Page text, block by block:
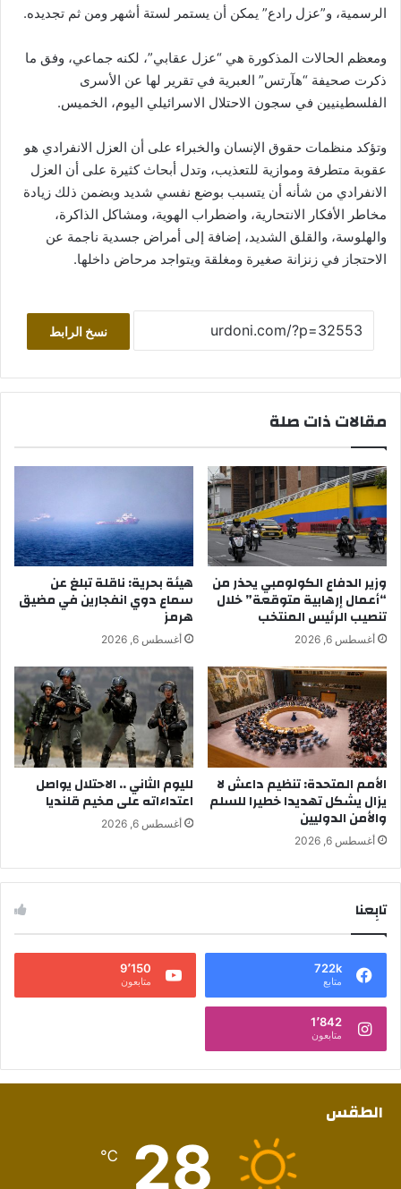
الرسمية، و”عزل رادع” يمكن أن يستمر لستة أشهر ومن ثم تجديده.
ومعظم الحالات المذكورة هي “عزل عقابي”، لكنه جماعي، وفق ما
ذكرت صحيفة “هآرتس” العبرية في تقرير لها عن الأسرى
الفلسطينيين في سجون الاحتلال الاسرائيلي اليوم، الخميس.
وتؤكد منظمات حقوق الإنسان والخبراء على أن العزل الانفرادي هو
عقوبة متطرفة وموازية للتعذيب، وتدل أبحاث كثيرة على أن العزل
الانفرادي من شأنه أن يتسبب بوضع نفسي شديد وبضمن ذلك زيادة
مخاطر الأفكار الانتحارية، واضطراب الهوية، ومشاكل الذاكرة،
والهلوسة، والقلق الشديد، إضافة إلى أمراض جسدية ناجمة عن
الاحتجاز في زنزانة صغيرة ومغلقة ويتواجد مرحاض داخلها.
نسخ الرابط
مقالات ذات صلة
وزير الدفاع الكولومبي يحذر من
“أعمال إرهابية متوقعة” خلال
تنصيب الرئيس المنتخب
أغسطس 6, 2026
هيئة بحرية: ناقلة تبلغ عن
سماع دوي انفجارين في مضيق
هرمز
أغسطس 6, 2026
الأمم المتحدة: تنظيم داعش لا
يزال يشكل تهديدا خطيرا للسلم
والأمن الدوليين
أغسطس 6, 2026
لليوم الثاني .. الاحتلال يواصل
اعتداءاته على مخيم قلنديا
أغسطس 6, 2026
تابِعنا
722k
متابع
9٬150
متابعون
1٬842
متابعون
الطقس
28
℃